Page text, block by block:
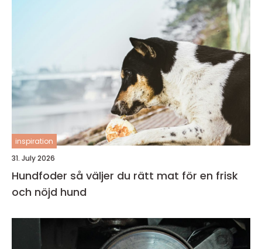
inspiration
31. July 2026
Hundfoder så väljer du rätt mat för en frisk
och nöjd hund